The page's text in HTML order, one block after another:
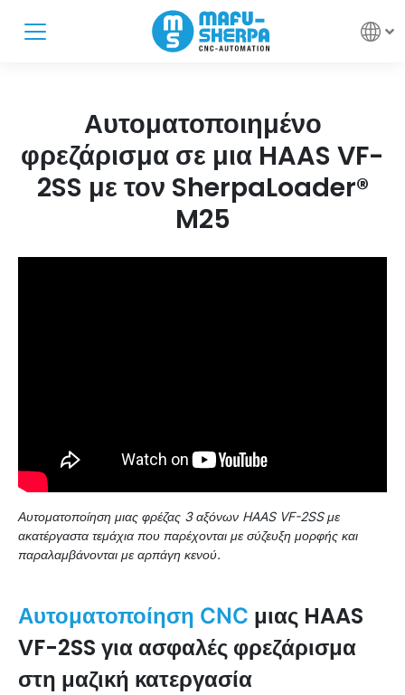
Αυτοματοποιημένο
φρεζάρισμα σε μια HAAS VF-
2SS με τον SherpaLoader®
M25
Αυτοματοποίηση μιας φρέζας 3 αξόνων HAAS VF-2SS με
ακατέργαστα τεμάχια που παρέχονται με σύζευξη μορφής και
παραλαμβάνονται με αρπάγη κενού.
Αυτοματοποίηση CNC μιας HAAS
VF-2SS για ασφαλές φρεζάρισμα
στη μαζική κατεργασία